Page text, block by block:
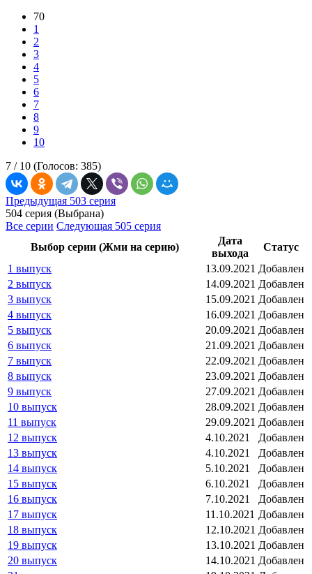
70
1
2
3
4
5
6
7
8
9
10
7 / 10 (Голосов: 385)
Предыдущая 503 серия
504 серия (Выбрана)
Все серии Следующая 505 серия
Выбор серии (Жми на серию)
Дата
выхода
Статус
1 выпуск
13.09.2021 Добавлен
2 выпуск
14.09.2021 Добавлен
3 выпуск
15.09.2021 Добавлен
4 выпуск
16.09.2021 Добавлен
5 выпуск
20.09.2021 Добавлен
6 выпуск
21.09.2021 Добавлен
7 выпуск
22.09.2021 Добавлен
8 выпуск
23.09.2021 Добавлен
9 выпуск
27.09.2021 Добавлен
10 выпуск
28.09.2021 Добавлен
11 выпуск
29.09.2021 Добавлен
12 выпуск
4.10.2021
Добавлен
13 выпуск
4.10.2021
Добавлен
14 выпуск
5.10.2021
Добавлен
15 выпуск
6.10.2021
Добавлен
16 выпуск
7.10.2021
Добавлен
17 выпуск
11.10.2021 Добавлен
18 выпуск
12.10.2021 Добавлен
19 выпуск
13.10.2021 Добавлен
20 выпуск
14.10.2021 Добавлен